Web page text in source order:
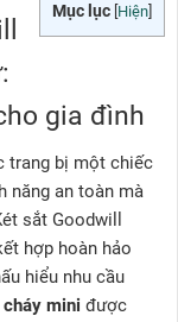
Mục lục Hiện
gia đình
trang bị một chiếc
năng an toàn mà
sắt Goodwill
hợp hoàn hảo
hiểu nhu cầu
mini được